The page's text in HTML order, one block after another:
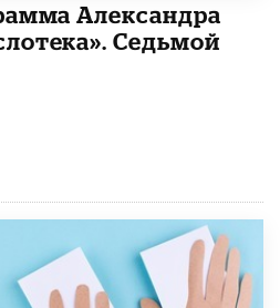
Александра
Седьмой